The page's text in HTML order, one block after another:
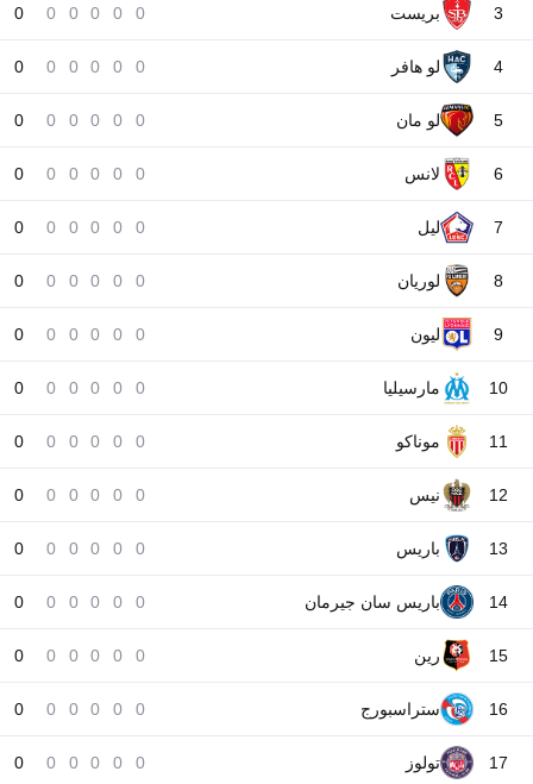
3 بريست 0
0
0
0
0
0
4 لو هافر 0
0
0
0
0
0
5 لو مان 0
0
0
0
0
0
6 لانس 0
0
0
0
0
0
7 ليل 0
0
0
0
0
0
8 لوريان 0
0
0
0
0
0
9 ليون 0
0
0
0
0
0
10 مارسيليا 0
0
0
0
0
0
11 موناكو 0
0
0
0
0
0
12 نيس 0
0
0
0
0
0
13 باريس 0
0
0
0
0
0
14 باريس سان جيرمان 0
0
0
0
0
0
15 رين 0
0
0
0
0
0
16 ستراسبورج 0
0
0
0
0
0
17 تولوز 0
0
0
0
0
0